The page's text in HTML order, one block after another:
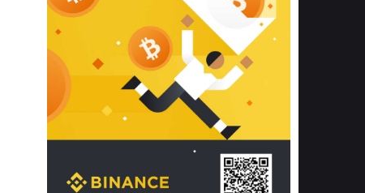
động của giấc ngủ và môi trường
phòng ngủ đối với sức khỏe con
người tại Sleep Foundation (External
Link) để có cái nhìn toàn diện hơn.
2. Các tiêu chí vàng khi lựa chọn
chăn ga gối đệm cao cấp cho phòng
ngủ
Để sở hữu một bộ chăn ga gối đệm
cao cấp hoàn hảo cả về thẩm mỹ lẫn
công năng, người tiêu dùng cần cân
nhắc kỹ lưỡng các tiêu chí quan trọng